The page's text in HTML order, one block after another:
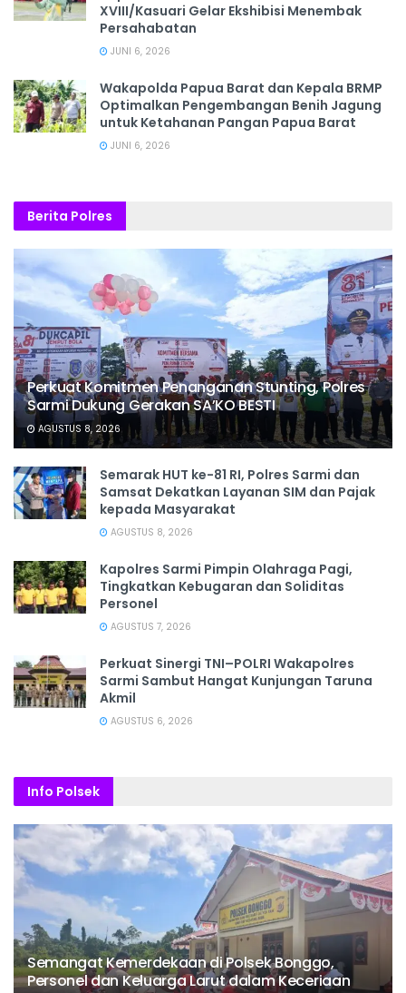
XVIII/Kasuari Gelar Ekshibisi Menembak
Persahabatan
JUNI 6, 2026
Wakapolda Papua Barat dan Kepala BRMP
Optimalkan Pengembangan Benih Jagung
untuk Ketahanan Pangan Papua Barat
JUNI 6, 2026
Berita Polres
Perkuat Komitmen Penanganan Stunting, Polres
Sarmi Dukung Gerakan SA’KO BESTI
AGUSTUS 8, 2026
Semarak HUT ke-81 RI, Polres Sarmi dan
Samsat Dekatkan Layanan SIM dan Pajak
kepada Masyarakat
AGUSTUS 8, 2026
Kapolres Sarmi Pimpin Olahraga Pagi,
Tingkatkan Kebugaran dan Soliditas
Personel
AGUSTUS 7, 2026
Perkuat Sinergi TNI–POLRI Wakapolres
Sarmi Sambut Hangat Kunjungan Taruna
Akmil
AGUSTUS 6, 2026
Info Polsek
Semangat Kemerdekaan di Polsek Bonggo,
Personel dan Keluarga Larut dalam Keceriaan